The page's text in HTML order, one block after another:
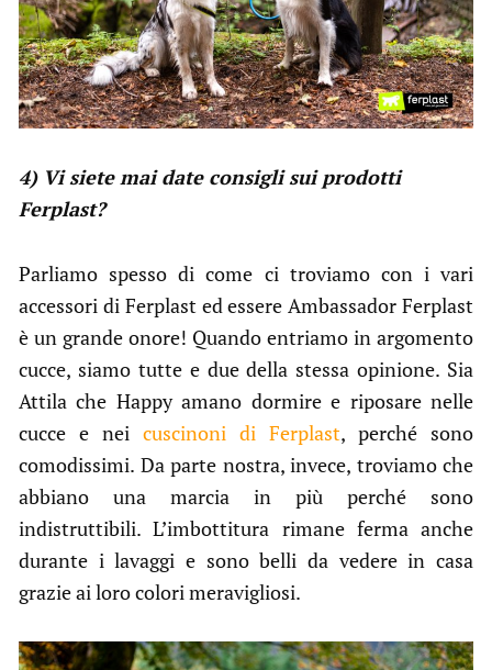
4) Vi siete mai date consigli sui prodotti
Ferplast?
Parliamo spesso di come ci troviamo con i vari
accessori di Ferplast ed essere Ambassador Ferplast
è un grande onore! Quando entriamo in argomento
cucce, siamo tutte e due della stessa opinione. Sia
Attila che Happy amano dormire e riposare nelle
cucce e nei cuscinoni di Ferplast, perché sono
comodissimi. Da parte nostra, invece, troviamo che
abbiano una marcia in più perché sono
indistruttibili. L’imbottitura rimane ferma anche
durante i lavaggi e sono belli da vedere in casa
grazie ai loro colori meravigliosi.